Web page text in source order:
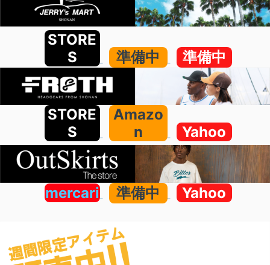
STORE
S
準備中 準備中
STORE
S
Amazo
n
Yahoo
mercari 準備中 Yahoo